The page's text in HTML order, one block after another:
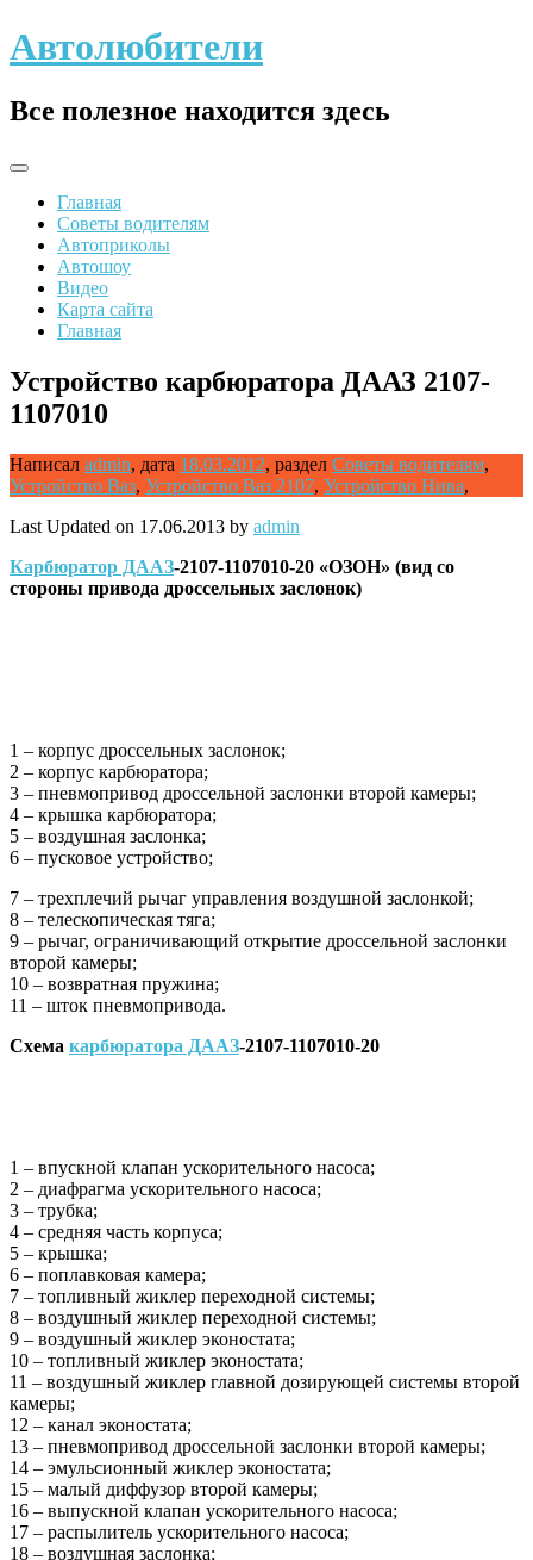
Skip
to
Автолюбители
Все полезное находится здесь
Главная
Советы водителям
Автоприколы
Автошоу
Видео
Карта сайта
Главная
Устройство карбюратора ДААЗ 2107-
1107010
Написал admin, дата 18.03.2012, раздел Советы водителям,
Устройство Ваз, Устройство Ваз 2107, Устройство Нива,
Last Updated on 17.06.2013 by admin
Карбюратор ДААЗ-2107-1107010-20 «ОЗОН» (вид со
стороны привода дроссельных заслонок)
1 – корпус дроссельных заслонок;
2 – корпус карбюратора;
3 – пневмопривод дроссельной заслонки второй камеры;
4 – крышка карбюратора;
5 – воздушная заслонка;
6 – пусковое устройство;
7 – трехплечий рычаг управления воздушной заслонкой;
8 – телескопическая тяга;
9 – рычаг, ограничивающий открытие дроссельной заслонки
второй камеры;
10 – возвратная пружина;
11 – шток пневмопривода.
Схема карбюратора ДААЗ-2107-1107010-20
1 – впускной клапан ускорительного насоса;
2 – диафрагма ускорительного насоса;
3 – трубка;
4 – средняя часть корпуса;
5 – крышка;
6 – поплавковая камера;
7 – топливный жиклер переходной системы;
8 – воздушный жиклер переходной системы;
9 – воздушный жиклер эконостата;
10 – топливный жиклер эконостата;
11 – воздушный жиклер главной дозирующей системы второй
камеры;
12 – канал эконостата;
13 – пневмопривод дроссельной заслонки второй камеры;
14 – эмульсионный жиклер эконостата;
15 – малый диффузор второй камеры;
16 – выпускной клапан ускорительного насоса;
17 – распылитель ускорительного насоса;
18 – воздушная заслонка;